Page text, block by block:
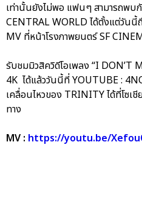
เท่านั้นยังไม่พอ แฟนๆ สามารถพ
CENTRAL WORLD ได้ตั้งแต่วัน
MV ที่หน้าโรงภาพยนตร์ SF
รับชมมิวสิควิดีโอเพลง “I DON’T
4K ได้แล้ววันนี้ที่ YOUTUBE :
เคลื่อนไหวของ TRINITY ได้ที่โซ
ทาง
MV : https://youtu.be/